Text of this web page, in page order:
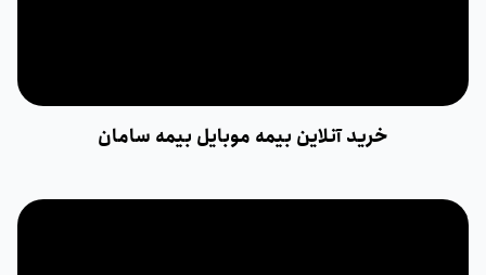
خرید آنلاین بیمه موبایل بیمه سامان